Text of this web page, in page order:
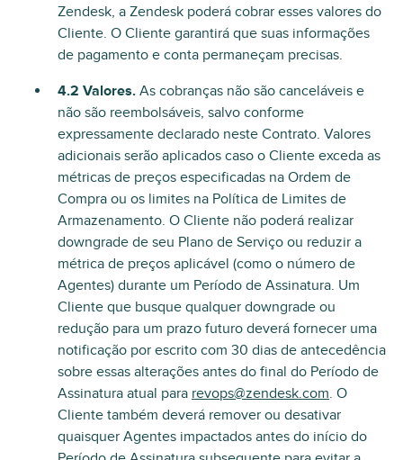
Zendesk, a Zendesk poderá cobrar esses valores do
Cliente. O Cliente garantirá que suas informações
de pagamento e conta permaneçam precisas.
4.2 Valores. As cobranças não são canceláveis e
não são reembolsáveis, salvo conforme
expressamente declarado neste Contrato. Valores
adicionais serão aplicados caso o Cliente exceda as
métricas de preços especificadas na Ordem de
Compra ou os limites na Política de Limites de
Armazenamento. O Cliente não poderá realizar
downgrade de seu Plano de Serviço ou reduzir a
métrica de preços aplicável (como o número de
Agentes) durante um Período de Assinatura. Um
Cliente que busque qualquer downgrade ou
redução para um prazo futuro deverá fornecer uma
notificação por escrito com 30 dias de antecedência
sobre essas alterações antes do final do Período de
Assinatura atual para revops@zendesk.com. O
Cliente também deverá remover ou desativar
quaisquer Agentes impactados antes do início do